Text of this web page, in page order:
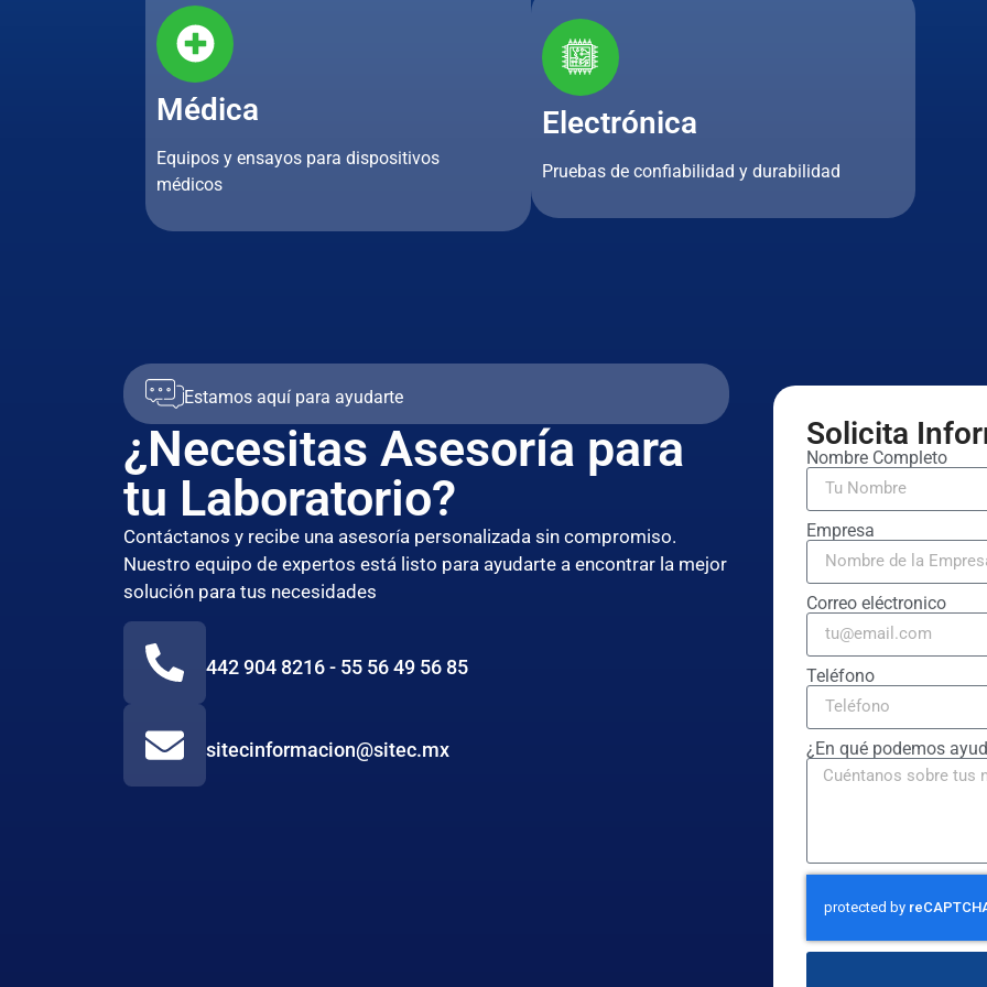
Médica
Equipos y ensayos para dispositivos
médicos
Electrónica
Pruebas de confiabilidad y durabilidad
Estamos aquí para ayudarte
¿Necesitas Asesoría para
tu Laboratorio?
Contáctanos y recibe una asesoría personalizada sin compromiso.
Nuestro equipo de expertos está listo para ayudarte a encontrar la mejor
solución para tus necesidades
442 904 8216 - 55 56 49 56 85
sitecinformacion@sitec.mx
Solicita
Nombre Completo
Empresa
Correo eléctronico
Teléfono
¿En qué podemos